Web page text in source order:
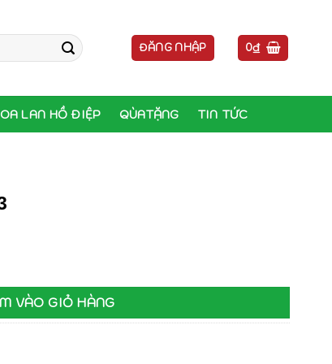
ĐĂNG NHẬP 0₫
LAN HỒ ĐIỆP QÙATẶNG TIN TỨC
VÀO GIỎ HÀNG